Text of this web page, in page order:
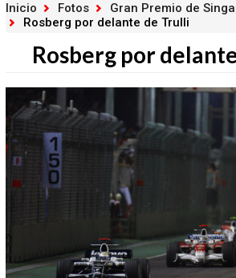
Inicio
Fotos
Gran Premio de
Rosberg por delante de Trulli
Rosberg por